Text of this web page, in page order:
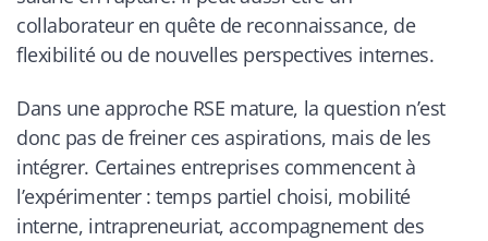
collaborateur en quête de reconnaissance, de
flexibilité ou de nouvelles perspectives internes.
Dans une approche RSE mature, la question n’est
donc pas de freiner ces aspirations, mais de les
intégrer. Certaines entreprises commencent à
l’expérimenter : temps partiel choisi, mobilité
interne, intrapreneuriat, accompagnement des